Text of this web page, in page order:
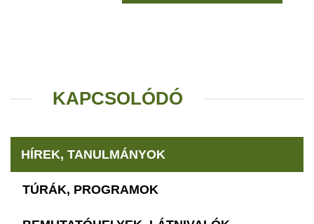
KAPCSOLÓDÓ
HÍREK, TANULMÁNYOK
TÚRÁK, PROGRAMOK